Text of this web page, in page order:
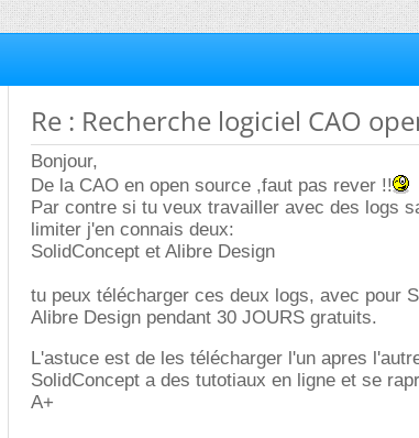
Re : Recherche logiciel CAO
Bonjour,
De la CAO en open source ,faut pas rever !!
Par contre si tu veux travailler avec des logs
limiter j'en connais deux:
SolidConcept et Alibre Design
tu peux télécharger ces deux logs, avec pour
Alibre Design pendant 30 JOURS gratuits.
L'astuce est de les télécharger l'un apres
SolidConcept a des tutotiaux en ligne et se
A+